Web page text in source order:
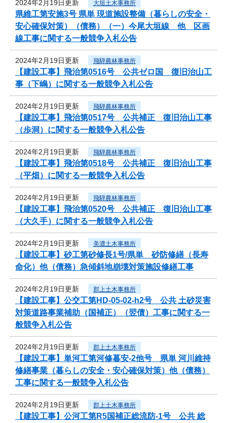
2024年2月19日更新 大垣土木事務所
県維工第安施3号 県単 現道施設整備（暮らしの安全・
安心確保対策）（債務）（一）今尾大垣線 他 区画
線工事に関する一般競争入札公告
2024年2月19日更新 飛騨農林事務所
【建設工事】飛治第0516号 公共ゼロ国 復旧治山工
事（下嶋）に関する一般競争入札公告
2024年2月19日更新 飛騨農林事務所
【建設工事】飛治第0517号 公共補正 復旧治山工事
（歩洞）に関する一般競争入札公告
2024年2月19日更新 飛騨農林事務所
【建設工事】飛治第0518号 公共補正 復旧治山工事
（平畑）に関する一般競争入札公告
2024年2月19日更新 飛騨農林事務所
【建設工事】飛治第0520号 公共補正 復旧治山工事
（大久手）に関する一般競争入札公告
2024年2月19日更新 美濃土木事務所
【建設工事】砂工第砂修長1号/県単 砂防修繕（長寿
命化）他（債務）急傾斜地崩壊対策施設修繕工事
2024年2月19日更新 郡上土木事務所
【建設工事】公交工第HD-05-02-h2号 公共 土砂災害
対策道路事業補助（国補正）（翌債）工事に関する一
般競争入札公告
2024年2月19日更新 郡上土木事務所
【建設工事】単河工第河修暮安-2他号 県単 河川維持
修繕事業（暮らしの安全・安心確保対策）他（債務）
工事に関する一般競争入札公告
2024年2月19日更新 郡上土木事務所
【建設工事】公河工第R5国補正総流防-1号 公共 総